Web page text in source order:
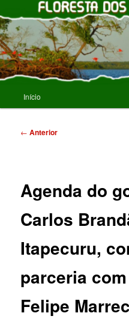
para
o
conteúdo
principalFLORESTA
principal
Início
Navegação
← Anterior
Agenda do
Carlos
Itapecuru,
parceria
Felipe